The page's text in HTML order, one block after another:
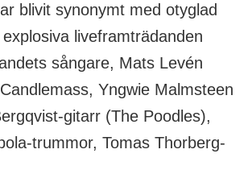
blivit synonymt med otyglad
liveframträdanden
sångare, Mats Levén
Yngwie Malmsteen
gitarr (The Poodles),
trummor, Tomas Thorberg-